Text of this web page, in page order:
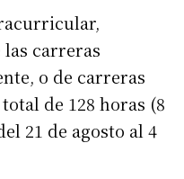
carreras
o de carreras
de 128 horas (8
21 de agosto al 4